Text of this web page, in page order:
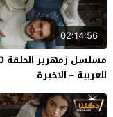
02:14:56
للعربية – الاخيرة